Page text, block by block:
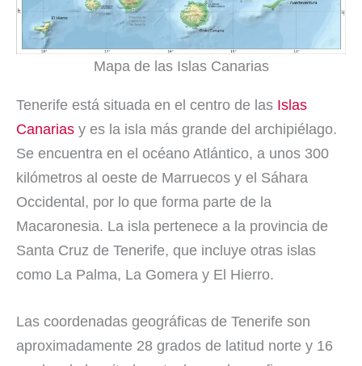
Mapa de las Islas Canarias
Tenerife está situada en el centro de las Islas
Canarias y es la isla más grande del archipiélago.
Se encuentra en el océano Atlántico, a unos 300
kilómetros al oeste de Marruecos y el Sáhara
Occidental, por lo que forma parte de la
Macaronesia. La isla pertenece a la provincia de
Santa Cruz de Tenerife, que incluye otras islas
como La Palma, La Gomera y El Hierro.
Las coordenadas geográficas de Tenerife son
aproximadamente 28 grados de latitud norte y 16